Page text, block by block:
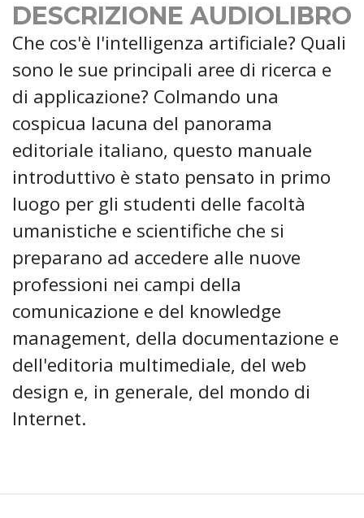
DESCRIZIONE AUDIOLIBRO
Che cos'è l'intelligenza artificiale? Quali
sono le sue principali aree di ricerca e
di applicazione? Colmando una
cospicua lacuna del panorama
editoriale italiano, questo manuale
introduttivo è stato pensato in primo
luogo per gli studenti delle facoltà
umanistiche e scientifiche che si
preparano ad accedere alle nuove
professioni nei campi della
comunicazione e del knowledge
management, della documentazione e
dell'editoria multimediale, del web
design e, in generale, del mondo di
Internet.